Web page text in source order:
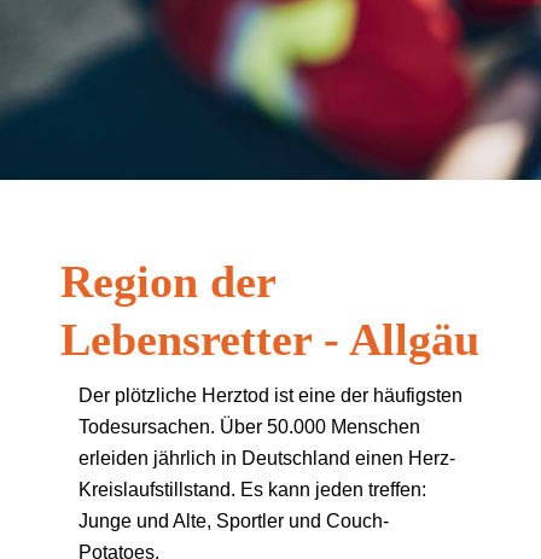
Region der
Lebensretter - Allgäu
Der plötzliche Herztod ist eine der häufigsten
Todesursachen. Über 50.000 Menschen
erleiden jährlich in Deutschland einen Herz-
Kreislaufstillstand. Es kann jeden treffen:
Junge und Alte, Sportler und Couch-
Potatoes.